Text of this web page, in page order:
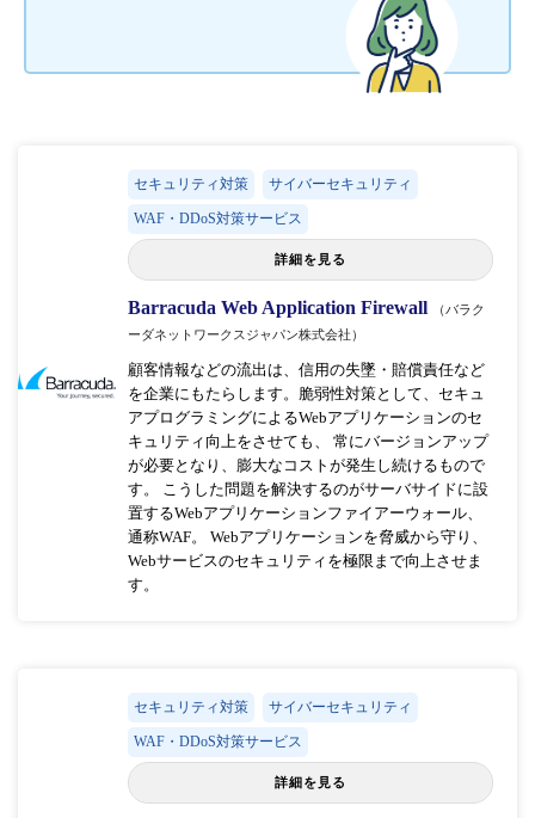
セキュリティ対策 サイバーセキュリティ
WAF・DDoS対策サービス
詳細を見る
Barracuda Web Application Firewall
（バラク
ーダネットワークスジャパン株式会社）
顧客情報などの流出は、信用の失墜・賠償責任など
を企業にもたらします。脆弱性対策として、セキュ
アプログラミングによるWebアプリケーションのセ
キュリティ向上をさせても、 常にバージョンアップ
が必要となり、膨大なコストが発生し続けるもので
す。 こうした問題を解決するのがサーバサイドに設
置するWebアプリケーションファイアーウォール、
通称WAF。 Webアプリケーションを脅威から守り、
Webサービスのセキュリティを極限まで向上させま
す。
セキュリティ対策 サイバーセキュリティ
WAF・DDoS対策サービス
詳細を見る